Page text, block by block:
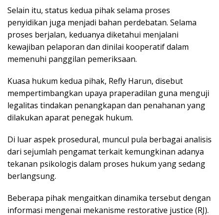
Selain itu, status kedua pihak selama proses
penyidikan juga menjadi bahan perdebatan. Selama
proses berjalan, keduanya diketahui menjalani
kewajiban pelaporan dan dinilai kooperatif dalam
memenuhi panggilan pemeriksaan.
Kuasa hukum kedua pihak, Refly Harun, disebut
mempertimbangkan upaya praperadilan guna menguji
legalitas tindakan penangkapan dan penahanan yang
dilakukan aparat penegak hukum.
Di luar aspek prosedural, muncul pula berbagai analisis
dari sejumlah pengamat terkait kemungkinan adanya
tekanan psikologis dalam proses hukum yang sedang
berlangsung.
Beberapa pihak mengaitkan dinamika tersebut dengan
informasi mengenai mekanisme restorative justice (RJ).